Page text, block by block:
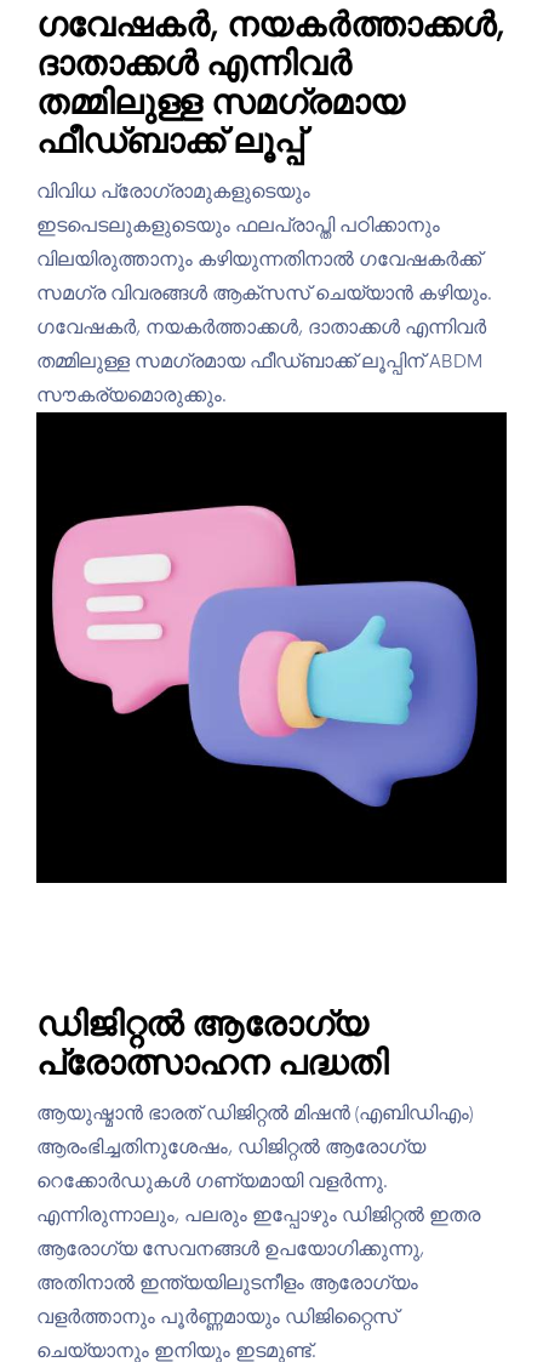
ഗവേഷകർ, നയകര്‍ത്താക്കള്‍,
ദാതാക്കൾ എന്നിവർ
തമ്മിലുള്ള സമഗ്രമായ
ഫീഡ്ബാക്ക് ലൂപ്പ്
വിവിധ പ്രോഗ്രാമുകളുടെയും
ഇടപെടലുകളുടെയും ഫലപ്രാപ്തി പഠിക്കാനും
വിലയിരുത്താനും കഴിയുന്നതിനാൽ ഗവേഷകർക്ക്
സമഗ്ര വിവരങ്ങൾ ആക്സസ് ചെയ്യാൻ കഴിയും.
ഗവേഷകർ, നയകര്‍ത്താക്കള്‍, ദാതാക്കൾ എന്നിവർ
തമ്മിലുള്ള സമഗ്രമായ ഫീഡ്ബാക്ക് ലൂപ്പിന് ABDM
സൗകര്യമൊരുക്കും.
ഡിജിറ്റൽ ആരോഗ്യ
പ്രോത്സാഹന പദ്ധതി
ആയുഷ്മാൻ ഭാരത് ഡിജിറ്റൽ മിഷൻ (എബിഡിഎം)
ആരംഭിച്ചതിനുശേഷം, ഡിജിറ്റൽ ആരോഗ്യ
റെക്കോർഡുകൾ ഗണ്യമായി വളർന്നു.
എന്നിരുന്നാലും, പലരും ഇപ്പോഴും ഡിജിറ്റൽ ഇതര
ആരോഗ്യ സേവനങ്ങൾ ഉപയോഗിക്കുന്നു,
അതിനാൽ ഇന്ത്യയിലുടനീളം ആരോഗ്യം
വളർത്താനും പൂർണ്ണമായും ഡിജിറ്റൈസ്
ചെയ്യാനും ഇനിയും ഇടമുണ്ട്.